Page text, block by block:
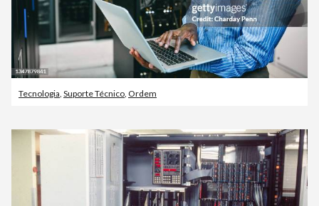
Tecnologia, Suporte Técnico, Ordem